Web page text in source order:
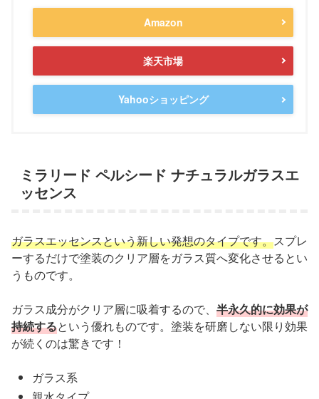
Amazon
楽天市場
Yahooショッピング
ミラリード ペルシード ナチュラルガラスエ
ッセンス
ガラスエッセンスという新しい発想のタイプです。スプレ
ーするだけで塗装のクリア層をガラス質へ変化させるとい
うものです。
ガラス成分がクリア層に吸着するので、 半永久的に効果が
持続するという優れものです。塗装を研磨しない限り効果
が続くのは驚きです！
ガラス系